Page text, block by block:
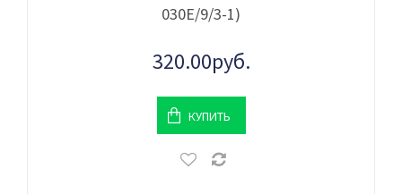
030Е/9/3-1)
320.00руб.
КУПИТЬ